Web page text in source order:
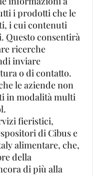
i prodotti che le
i cui contenuti
Questo consentirà
ricerche
inviare
o di contatto.
le aziende non
in modalità multi
fieristici,
di Cibus e
alimentare, che,
della
di più alla